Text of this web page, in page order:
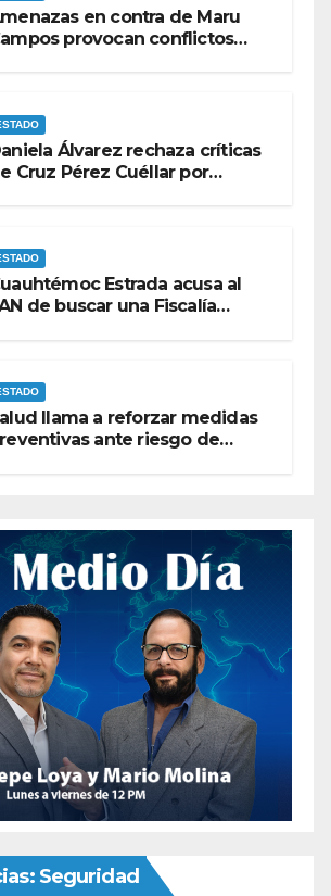
en contra de Maru
provocan conflictos
Álvarez rechaza críticas
Cruz Pérez Cuéllar por
Estrada acusa al
de buscar una Fiscalía
llama a reforzar medidas
ante riesgo de
Seguridad